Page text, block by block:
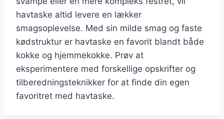
havtaske altid levere en lækker
smagsoplevelse. Med sin milde smag og faste
kødstruktur er havtaske en favorit blandt både
kokke og hjemmekokke. Prøv at
eksperimentere med forskellige opskrifter og
tilberedningsteknikker for at finde din egen
favoritret med havtaske.